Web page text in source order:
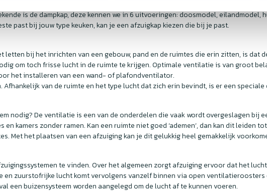
is de dampkap, deze kennen we in 6 uitvoeringen: doosmodel,
past bij jouw type keuken, kan je een afzuigkap kiezen die bij je past.
letten bij het inrichten van een gebouw, pand en de ruimtes die erin zitten, is
om toch frisse lucht in de ruimte te krijgen. Optimale ventilatie is van groot
het installeren van een wand- of plafondventilator.
van de ruimte en het type lucht dat zich erin bevindt, is er een
nodig? De ventilatie is een van de onderdelen die vaak wordt overgeslagen
kamers zonder ramen. Kan een ruimte niet goed ‘ademen’, dan kan dit leiden
Met het plaatsen van een afzuiging kan je dit gelukkig heel gemakkelijk
te vinden. Over het algemeen zorgt afzuiging ervoor dat het
zuurstofrijke lucht komt vervolgens vanzelf binnen via open ventilatieroosters
een buizensysteem worden aangelegd om de lucht af te kunnen voeren.